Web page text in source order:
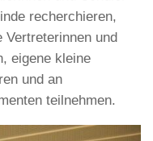
recherchieren,
Vertreterinnen und
eigene kleine
und an
teilnehmen.